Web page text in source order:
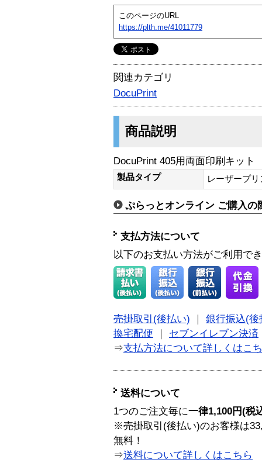
このページのURL
https://plth.me/41011779
関連カテゴリ
DocuPrint
商品説明
DocuPrint 405用両面印刷キット
製品タイプ レーザープ
ぷらっとオンライン ご購入の
支払方法について
以下のお支払い方法がご利用で
売掛取引(後払い)
銀行振込(後
換宅配便
セブンイレブン決済
⇒支払方法について詳しくはこ
送料について
1つのご注文毎に一律1,100円(税
※売掛取引(後払い)のお客様は
無料！
⇒送料について詳しくはこちら